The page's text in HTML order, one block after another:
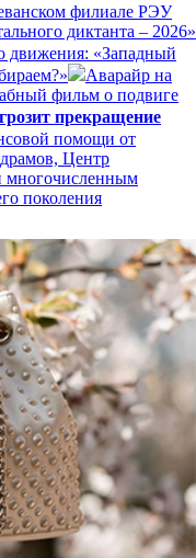
филиале РЭУ
диктанта – 2026»
движения: «Западный
Аварайр на
фильм о подвиге
прекращение
помощи от
Центр
многочисленным
поколения